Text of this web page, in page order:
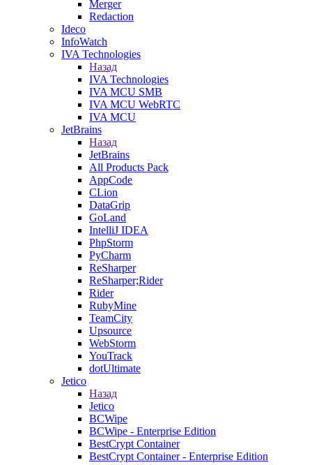
Merger
Redaction
Ideco
InfoWatch
IVA Technologies
Назад
IVA Technologies
IVA MCU SMB
IVA MCU WebRTC
IVA MCU
JetBrains
Назад
JetBrains
All Products Pack
AppCode
CLion
DataGrip
GoLand
IntelliJ IDEA
PhpStorm
PyCharm
ReSharper
ReSharper;Rider
Rider
RubyMine
TeamCity
Upsource
WebStorm
YouTrack
dotUltimate
Jetico
Назад
Jetico
BCWipe
BCWipe - Enterprise Edition
BestCrypt Container
BestCrypt Container - Enterprise Edition